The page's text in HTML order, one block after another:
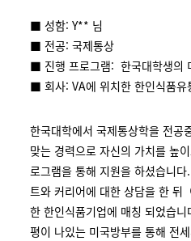
■ 성함: Y** 님
■ 전공: 국제통상
■ 진행 프로그램: 한국대학생의
■ 회사: VA에 위치한 한인식품유
한국대학에서 국제통상학을 전공
맞는 경력으로 자신의 가치를 높
로그램을 통해 지원을 하셨습니
트와 커리어에 대한 상담을 한 뒤
한 한인식품기업에 매칭 되었습
평이 나있는 미국방부를 통해 전